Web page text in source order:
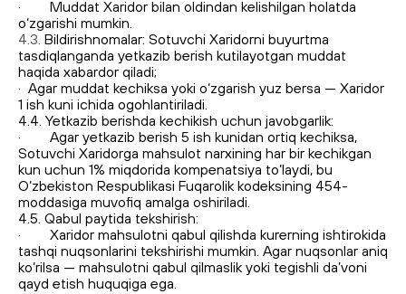
· Muddat Xaridor bilan oldindan kelishilgan holatda
o‘zgarishi mumkin.
4.3. Bildirishnomalar: Sotuvchi Xaridorni buyurtma
tasdiqlanganda yetkazib berish kutilayotgan muddat
haqida xabardor qiladi;
· Agar muddat kechiksa yoki o‘zgarish yuz bersa — Xaridor
1 ish kuni ichida ogohlantiriladi.
4.4. Yetkazib berishda kechikish uchun javobgarlik:
· Agar yetkazib berish 5 ish kunidan ortiq kechiksa,
Sotuvchi Xaridorga mahsulot narxining har bir kechikgan
kun uchun 1% miqdorida kompenatsiya to‘laydi, bu
O‘zbekiston Respublikasi Fuqarolik kodeksining 454-
moddasiga muvofiq amalga oshiriladi.
4.5. Qabul paytida tekshirish:
· Xaridor mahsulotni qabul qilishda kurerning ishtirokida
tashqi nuqsonlarini tekshirishi mumkin. Agar nuqsonlar aniq
ko‘rilsa — mahsulotni qabul qilmaslik yoki tegishli da’voni
qayd etish huquqiga ega.